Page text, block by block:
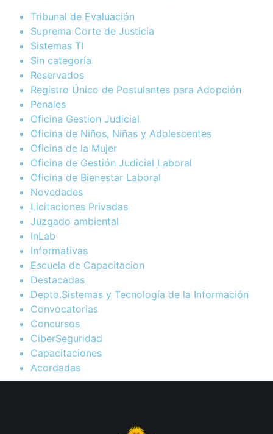
Tribunal de Evaluación
Suprema Corte de Justicia
Sistemas TI
Sin categoría
Reservados
Registro Único de Postulantes para Adopción
Penales
Oficina Gestion Judicial
Oficina de Niños, Niñas y Adolescentes
Oficina de la Mujer
Oficina de Gestión Judicial Laboral
Oficina de Bienestar Laboral
Novedades
Licitaciones Privadas
Juzgado ambiental
InLab
Informativas
Escuela de Capacitacion
Destacadas
Depto.Sistemas y Tecnología de la Información
Convocatorias
Concursos
CiberSeguridad
Capacitaciones
Acordadas